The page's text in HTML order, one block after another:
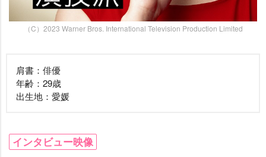
（C）2023 Warner Bros. International Television Production Limited
肩書：俳優
年齢：29歳
出生地：愛媛
インタビュー映像